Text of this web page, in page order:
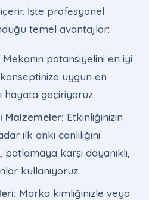
İşte profesyonel
temel avantajlar:
Mekanın potansiyelini en iyi
uygun en
hayata geçiriyoruz.
Malzemeler: Etkinliğinizin
ilk anki canlılığını
karşı dayanıklı,
kullanıyoruz.
Marka kimliğinizle veya